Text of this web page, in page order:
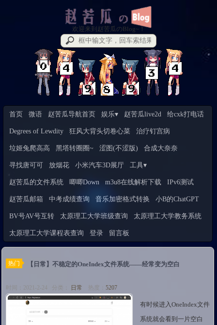
欢迎来到赵苦瓜のBlog~！
首页 微语 赵苦瓜导航首页 娱乐▾ 赵苦瓜live2d 给cxk打电话
Degrees of Lewdity 狂风大背头切卷心菜 治疗钉宫病
垃姬兔爬高高 黑塔转圈圈~ 涩图(不涩版) 合成大奈奈
寻找唐可可 放烟花 小米汽车3D展厅 工具▾
赵苦瓜的文件系统 唧唧Down m3u8在线解析下载 IPv6测试
赵苦瓜邮箱 中考成绩查询 音乐加密格式转换 小B的ChatGPT
BV号AV号互转 太原理工大学班级查询 太原理工大学教务系统
太原理工大学课程表查询 登录 留言板
热门 【日常】不稳定的OneIndex文件系统——经常变为空白
时间：2021-2-24 分类： 日常 热度： 5207
有时候进入OneIndex文件
系统就会看到一片空白